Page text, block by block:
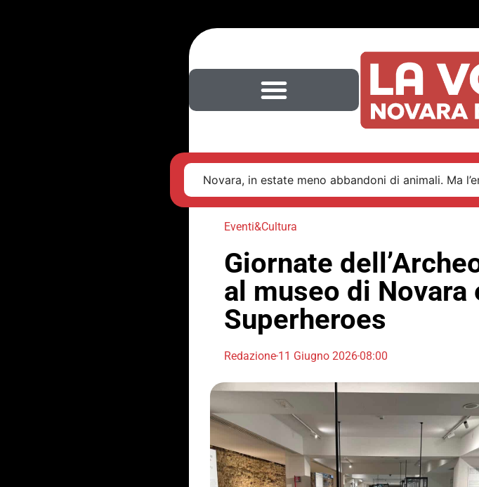
Novara, in estate meno abbandoni di animali. Ma
Eventi&Cultura
Giornate
al museo di
Superheroes
Redazione11 Giugno 202608:00